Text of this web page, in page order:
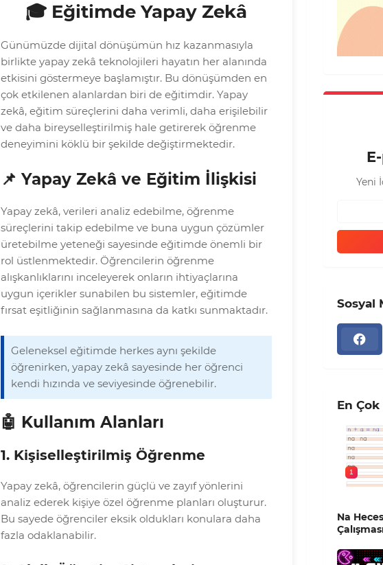
🎓 Eğitimde Yapay Zekâ
Günümüzde dijital dönüşümün hız kazanmasıyla
birlikte yapay zekâ teknolojileri hayatın her alanında
etkisini göstermeye başlamıştır. Bu dönüşümden en
çok etkilenen alanlardan biri de eğitimdir. Yapay
zekâ, eğitim süreçlerini daha verimli, daha erişilebilir
ve daha bireyselleştirilmiş hale getirerek öğrenme
deneyimini köklü bir şekilde değiştirmektedir.
📌 Yapay Zekâ ve Eğitim İlişkisi
Yapay zekâ, verileri analiz edebilme, öğrenme
süreçlerini takip edebilme ve buna uygun çözümler
üretebilme yeteneği sayesinde eğitimde önemli bir
rol üstlenmektedir. Öğrencilerin öğrenme
alışkanlıklarını inceleyerek onların ihtiyaçlarına
uygun içerikler sunabilen bu sistemler, eğitimde
fırsat eşitliğinin sağlanmasına da katkı sunmaktadır.
Geleneksel eğitimde herkes aynı şekilde
öğrenirken, yapay zekâ sayesinde her öğrenci
kendi hızında ve seviyesinde öğrenebilir.
🤖 Kullanım Alanları
1. Kişiselleştirilmiş Öğrenme
Yapay zekâ, öğrencilerin güçlü ve zayıf yönlerini
analiz ederek kişiye özel öğrenme planları oluşturur.
Bu sayede öğrenciler eksik oldukları konulara daha
fazla odaklanabilir.
Yeni
Sosyal
En
1
Na